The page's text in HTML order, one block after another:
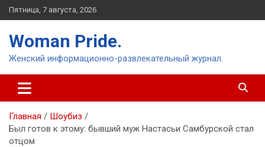
Перейти
к
Пятница, 7 августа, 2026
Woman Pride.
Женский информационно-развлекательный журнал.
Главная
Шоубиз
Был готов к этому: бывший муж Настасьи Самбурской стал
отцом